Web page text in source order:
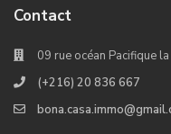
Contact
09 rue océan Pacifique
(+216) 20 836 667